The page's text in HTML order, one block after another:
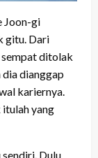
Joon-gi
gitu. Dari
sempat ditolak
dianggap
kariernya.
itulah yang
Dulu